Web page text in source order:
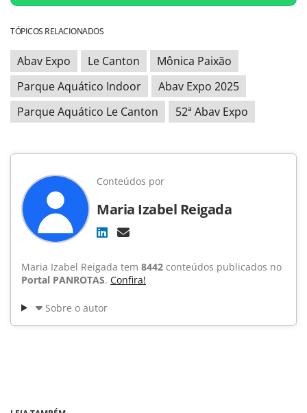
TÓPICOS RELACIONADOS
Abav Expo Le Canton
Mônica Paixão
Parque Aquático Indoor
Abav Expo 2025
Parque Aquático Le Canton
52ª Abav Expo
Conteúdos por
Maria Izabel Reigada
Maria Izabel Reigada tem 8442 conteúdos publicados no
Portal PANROTAS. Confira!
Sobre o autor